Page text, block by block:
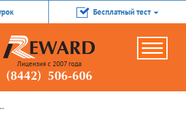
Бесплатный тест
Лицензия с 2007 года
(8442) 506-606